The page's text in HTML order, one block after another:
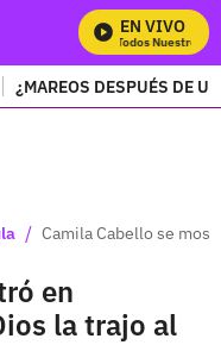
EN VIVO
Mira Todos Nuestros
¿MAREOS DESPUÉS DE
/ Camila Cabello se
en
la trajo al